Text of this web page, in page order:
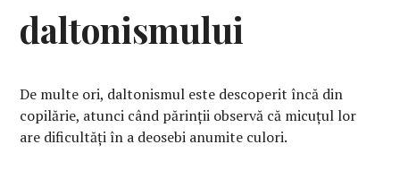
daltonismului
De multe ori, daltonismul este descoperit încă din
copilărie, atunci când părinții observă că micuțul lor
are dificultăți în a deosebi anumite culori.